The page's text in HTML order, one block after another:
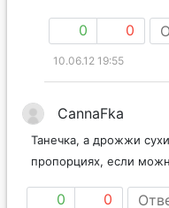
0 0
10.06.12 19:55
CannaFka
Танечка, а дрожжи
пропорциях, если
0 0